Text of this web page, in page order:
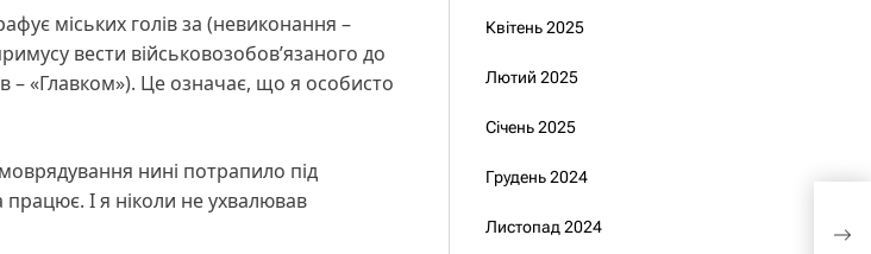
міських голів за (невиконання –
вести військовозобов’язаного до
– «Главком»). Це означає, що я особисто
нині потрапило під
І я ніколи не ухвалював
Квітень 2025
Лютий 2025
Січень 2025
Грудень 2024
Листопад 2024